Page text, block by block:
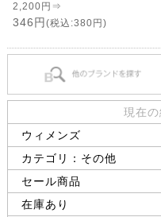
2,200円⇒
346円 (税込:380円)
現在
ウィメンズ
カテゴリ：その他
セール商品
在庫あり